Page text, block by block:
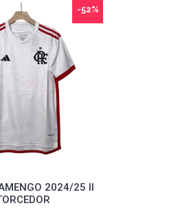
-52%
2024/25 II